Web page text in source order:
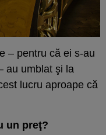
– pentru că ei s-au
au umblat şi la
lucru aproape că
un preţ?